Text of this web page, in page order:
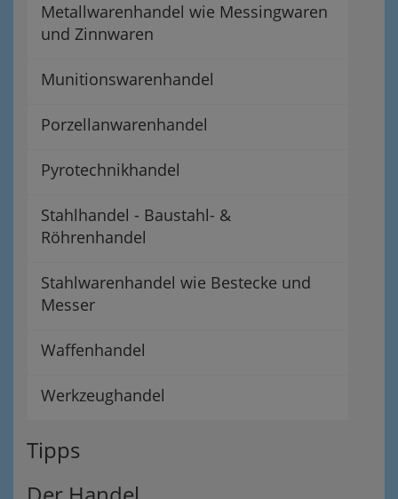
Metallwarenhandel wie Messingwaren
und Zinnwaren
Munitionswarenhandel
Porzellanwarenhandel
Pyrotechnikhandel
Stahlhandel - Baustahl- &
Röhrenhandel
Stahlwarenhandel wie Bestecke und
Messer
Waffenhandel
Werkzeughandel
Tipps